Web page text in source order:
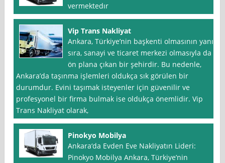
vermektedır
Vip Trans Nakliyat
Ankara, Türkiye’nin başkenti olmasının yanı
sıra, sanayi ve ticaret merkezi olmasıyla da
ön plana çıkan bir şehirdir. Bu nedenle,
Ankara’da taşınma işlemleri oldukça sık görülen bir
durumdur. Evini taşımak isteyenler için güvenilir ve
profesyonel bir firma bulmak ise oldukça önemlidir. Vip
Trans Nakliyat olarak,
Pinokyo Mobilya
Ankara‘da Evden Eve Nakliyatın Lideri:
Pinokyo Mobilya Ankara, Türkiye’nin